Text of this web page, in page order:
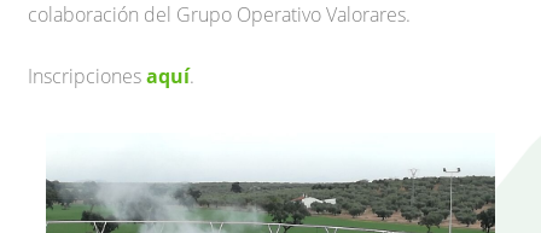
colaboración del Grupo Operativo Valorares.
Inscripcionesaquí.